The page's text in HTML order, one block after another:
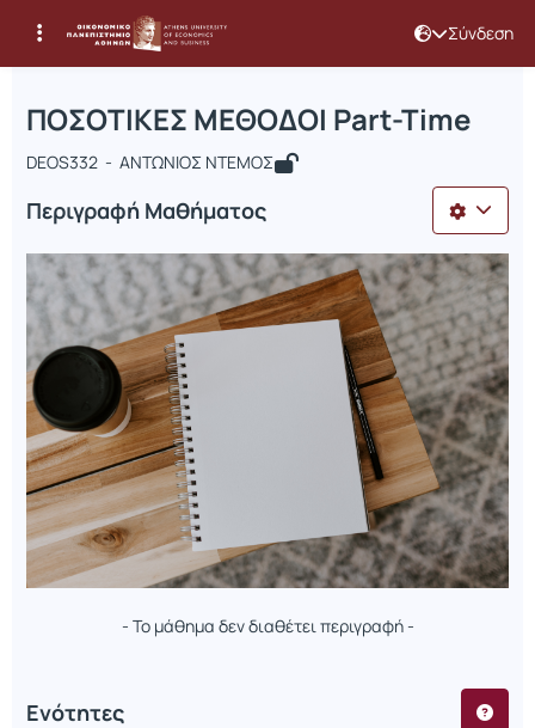
Σύνδεση
Αρχική Σελίδα
Μάθημα : ΠΟΣΟΤΙΚΕΣ ΜΕΘΟΔΟΙ Part-
Κωδικός : DEOS332
ΠΟΣΟΤΙΚΕΣ ΜΕΘΟΔΟΙ Part-Time
DEOS332 - ΑΝΤΩΝΙΟΣ ΝΤΕΜΟΣ
Περιγραφή Μαθήματος
- Το μάθημα δεν διαθέτει περιγραφή -
Ενότητες